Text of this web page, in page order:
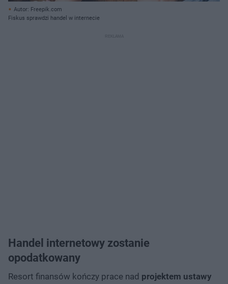
Autor: Freepik.com
Fiskus sprawdzi handel w internecie
Handel internetowy zostanie
opodatkowany
Resort finansów kończy prace nad projektem ustawy